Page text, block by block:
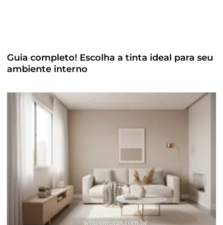
Guia completo! Escolha a tinta ideal para seu
ambiente interno